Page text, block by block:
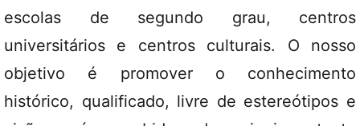
escolas de segundo grau, centros
universitários e centros culturais. O nosso
objetivo é promover o conhecimento
histórico, qualificado, livre de estereótipos e